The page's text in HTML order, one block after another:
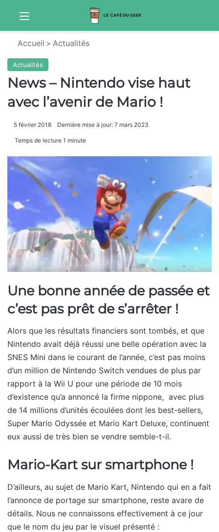
Accueil > Actualités
Actualités
News – Nintendo vise haut
avec l’avenir de Mario !
5 février 2018 Dernière mise à jour: 7 mars 2023
Temps de lecture 1 minute
Une bonne année de passée et
c’est pas prêt de s’arrêter !
Alors que les résultats financiers sont tombés, et que
Nintendo avait déjà réussi une belle opération avec la
SNES Mini dans le courant de l’année, c’est pas moins
d’un million de Nintendo Switch vendues de plus par
rapport à la Wii U pour une période de 10 mois
d’existence qu’a annoncé la firme nippone, avec plus
de 14 millions d’unités écoulées dont les best-sellers,
Super Mario Odyssée et Mario Kart Deluxe, continuent
eux aussi de très bien se vendre semble-t-il.
Mario-Kart sur smartphone !
D’ailleurs, au sujet de Mario Kart, Nintendo qui en a fait
l’annonce de portage sur smartphone, reste avare de
détails. Nous ne connaissons effectivement à ce jour
que le nom du jeu par le visuel présenté :